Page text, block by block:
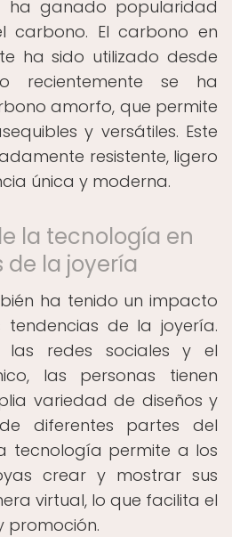
ha ganado popularidad
carbono. El carbono en
ha sido utilizado desde
recientemente se ha
amorfo, que permite
y versátiles. Este
resistente, ligero
única y moderna.
la tecnología en
la joyería
ha tenido un impacto
tendencias de la joyería.
redes sociales y el
las personas tienen
variedad de diseños y
diferentes partes del
tecnología permite a los
crear y mostrar sus
virtual, lo que facilita el
promoción.